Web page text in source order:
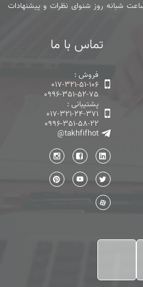
شبانه روز شنوای نظرات و پیشنهادات
تماس با ما
فروش :
017-321-51-106
0996-351-52-75
پشتیبانی :
017-321-24-371
0996-351-58-22
@takhfifhot